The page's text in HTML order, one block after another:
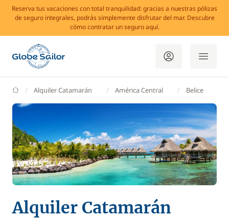
Reserva tus vacaciones con total tranquilidad: gracias a nuestras pólizas
de seguro integrales, podrás simplemente disfrutar del mar. Descubre
cómo contratar un seguro aquí.
GlobeSailor
Alquiler Catamarán América Central Belice
Alquiler Catamarán